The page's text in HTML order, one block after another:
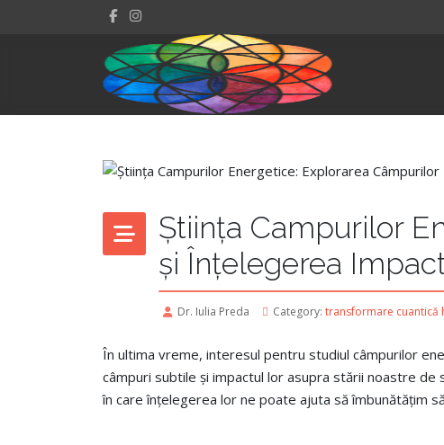
Știința Campurilor
și Înțelegerea
Dr. Iulia Preda Category: transformare cuantică
În ultima vreme, interesul pentru studiul câmpurilor
câmpuri subtile și impactul lor asupra stării noastre
în care înțelegerea lor ne poate ajuta să îmbunătățim